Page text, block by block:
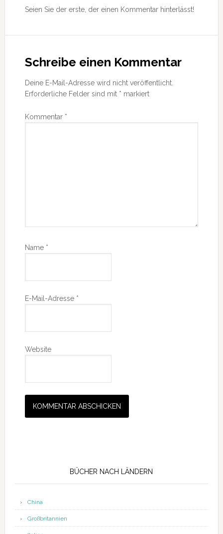
Interaktionen
Seien Sie der erste, der einen Kommentar hinterlässt!
Schreibe einen Kommentar
Deine E-Mail-Adresse wird nicht veröffentlicht.
Erforderliche Felder sind mit * markiert
Kommentar *
Name *
E-Mail-Adresse *
Website
BÜCHER NACH LÄNDERN
China
Großbritannien